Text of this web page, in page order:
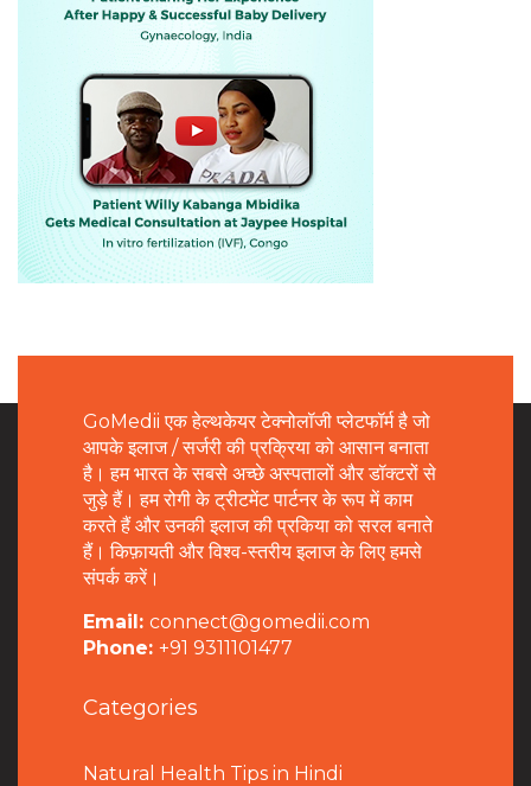
GoMedii एक हेल्थकेयर टेक्नोलॉजी प्लेटफॉर्म है जो
आपके इलाज / सर्जरी की प्रक्रिया को आसान बनाता
है। हम भारत के सबसे अच्छे अस्पतालों और डॉक्टरों से
जुड़े हैं। हम रोगी के ट्रीटमेंट पार्टनर के रूप में काम
करते हैं और उनकी इलाज की प्रकिया को सरल बनाते
हैं। किफ़ायती और विश्व-स्तरीय इलाज के लिए हमसे
संपर्क करें।
Email: connect@gomedii.com
Phone: +91 9311101477
Categories
Natural Health Tips in Hindi